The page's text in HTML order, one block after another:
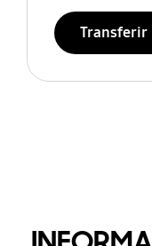
Transferir